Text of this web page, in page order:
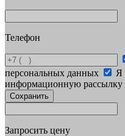
Телефон
персональных данных
Я
информационную рассылку
Сохранить
Запросить цену